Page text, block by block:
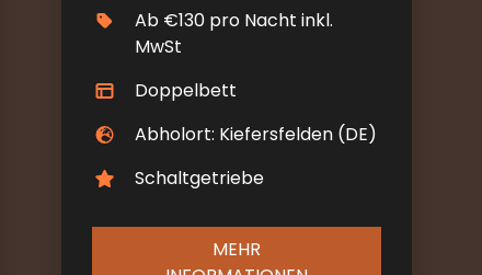
Ab €130 pro Nacht inkl.
MwSt
Doppelbett
Abholort: Kiefersfelden (DE)
Schaltgetriebe
MEHR